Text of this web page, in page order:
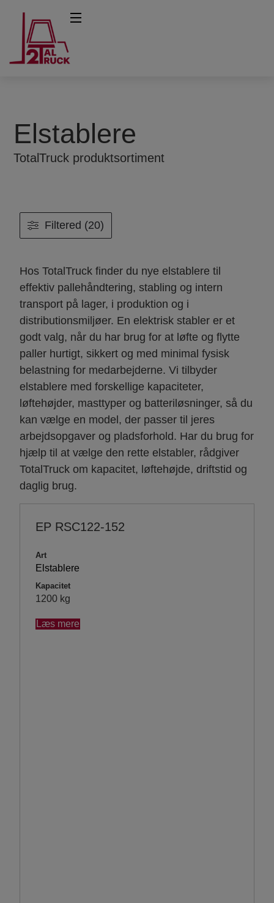
Elstablere
TotalTruck produktsortiment
Filtered (20)
Hos TotalTruck finder du nye elstablere til
effektiv pallehåndtering, stabling og intern
transport på lager, i produktion og i
distributionsmiljøer. En elektrisk stabler er et
godt valg, når du har brug for at løfte og flytte
paller hurtigt, sikkert og med minimal fysisk
belastning for medarbejderne. Vi tilbyder
elstablere med forskellige kapaciteter,
løftehøjder, masttyper og batteriløsninger, så du
kan vælge en model, der passer til jeres
arbejdsopgaver og pladsforhold. Har du brug for
hjælp til at vælge den rette elstabler, rådgiver
TotalTruck om kapacitet, løftehøjde, driftstid og
daglig brug.
EP RSC122-152
Art
Elstablere
Kapacitet
1200 kg
Læs mere